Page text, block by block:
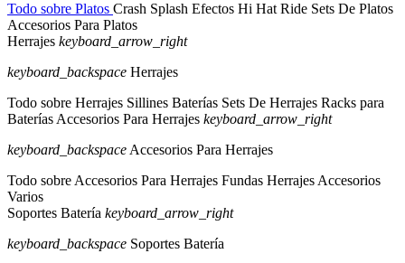
Todo sobre Platos Crash Splash Efectos Hi Hat Ride Sets De Platos
Accesorios Para Platos
Herrajes keyboard_arrow_right
keyboard_backspace Herrajes
Todo sobre Herrajes Sillines Baterías Sets De Herrajes Racks para
Baterías Accesorios Para Herrajes keyboard_arrow_right
keyboard_backspace Accesorios Para Herrajes
Todo sobre Accesorios Para Herrajes Fundas Herrajes Accesorios
Varios
Soportes Batería keyboard_arrow_right
keyboard_backspace Soportes Batería